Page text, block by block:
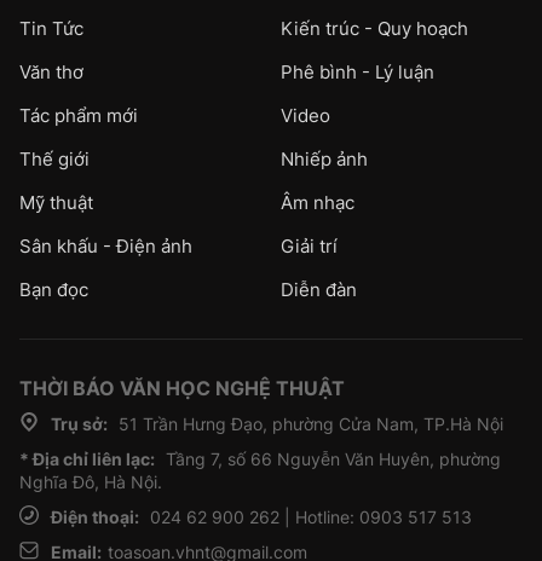
Tin Tức
Kiến trúc - Quy hoạch
Văn thơ
Phê bình - Lý luận
Tác phẩm mới
Video
Thế giới
Nhiếp ảnh
Mỹ thuật
Âm nhạc
Sân khấu - Điện ảnh
Giải trí
Bạn đọc
Diễn đàn
THỜI BÁO VĂN HỌC NGHỆ THUẬT
Trụ sở:
51 Trần Hưng Đạo, phường Cửa Nam, TP.Hà Nội
* Địa chỉ liên lạc: Tầng 7, số 66 Nguyễn Văn Huyên, phường
Nghĩa Đô, Hà Nội.
Điện thoại:
024 62 900 262 | Hotline: 0903 517 513
Email: toasoan.vhnt@gmail.com